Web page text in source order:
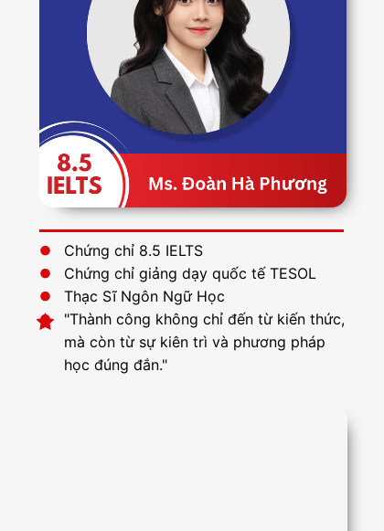
Chứng chỉ 8.5 IELTS
Chứng chỉ giảng dạy quốc tế TESOL
Thạc Sĩ Ngôn Ngữ Học
"Thành công không chỉ đến từ kiến thức,
mà còn từ sự kiên trì và phương pháp
học đúng đắn."